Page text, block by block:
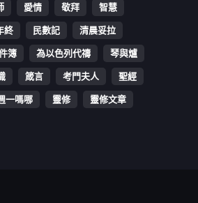
愛情 敬拜
智慧
終 民數記
清晨妥拉
簿 為以色列代禱
琴與爐
箴言 考門夫人
聖經
一嗎哪 靈修 靈修文章